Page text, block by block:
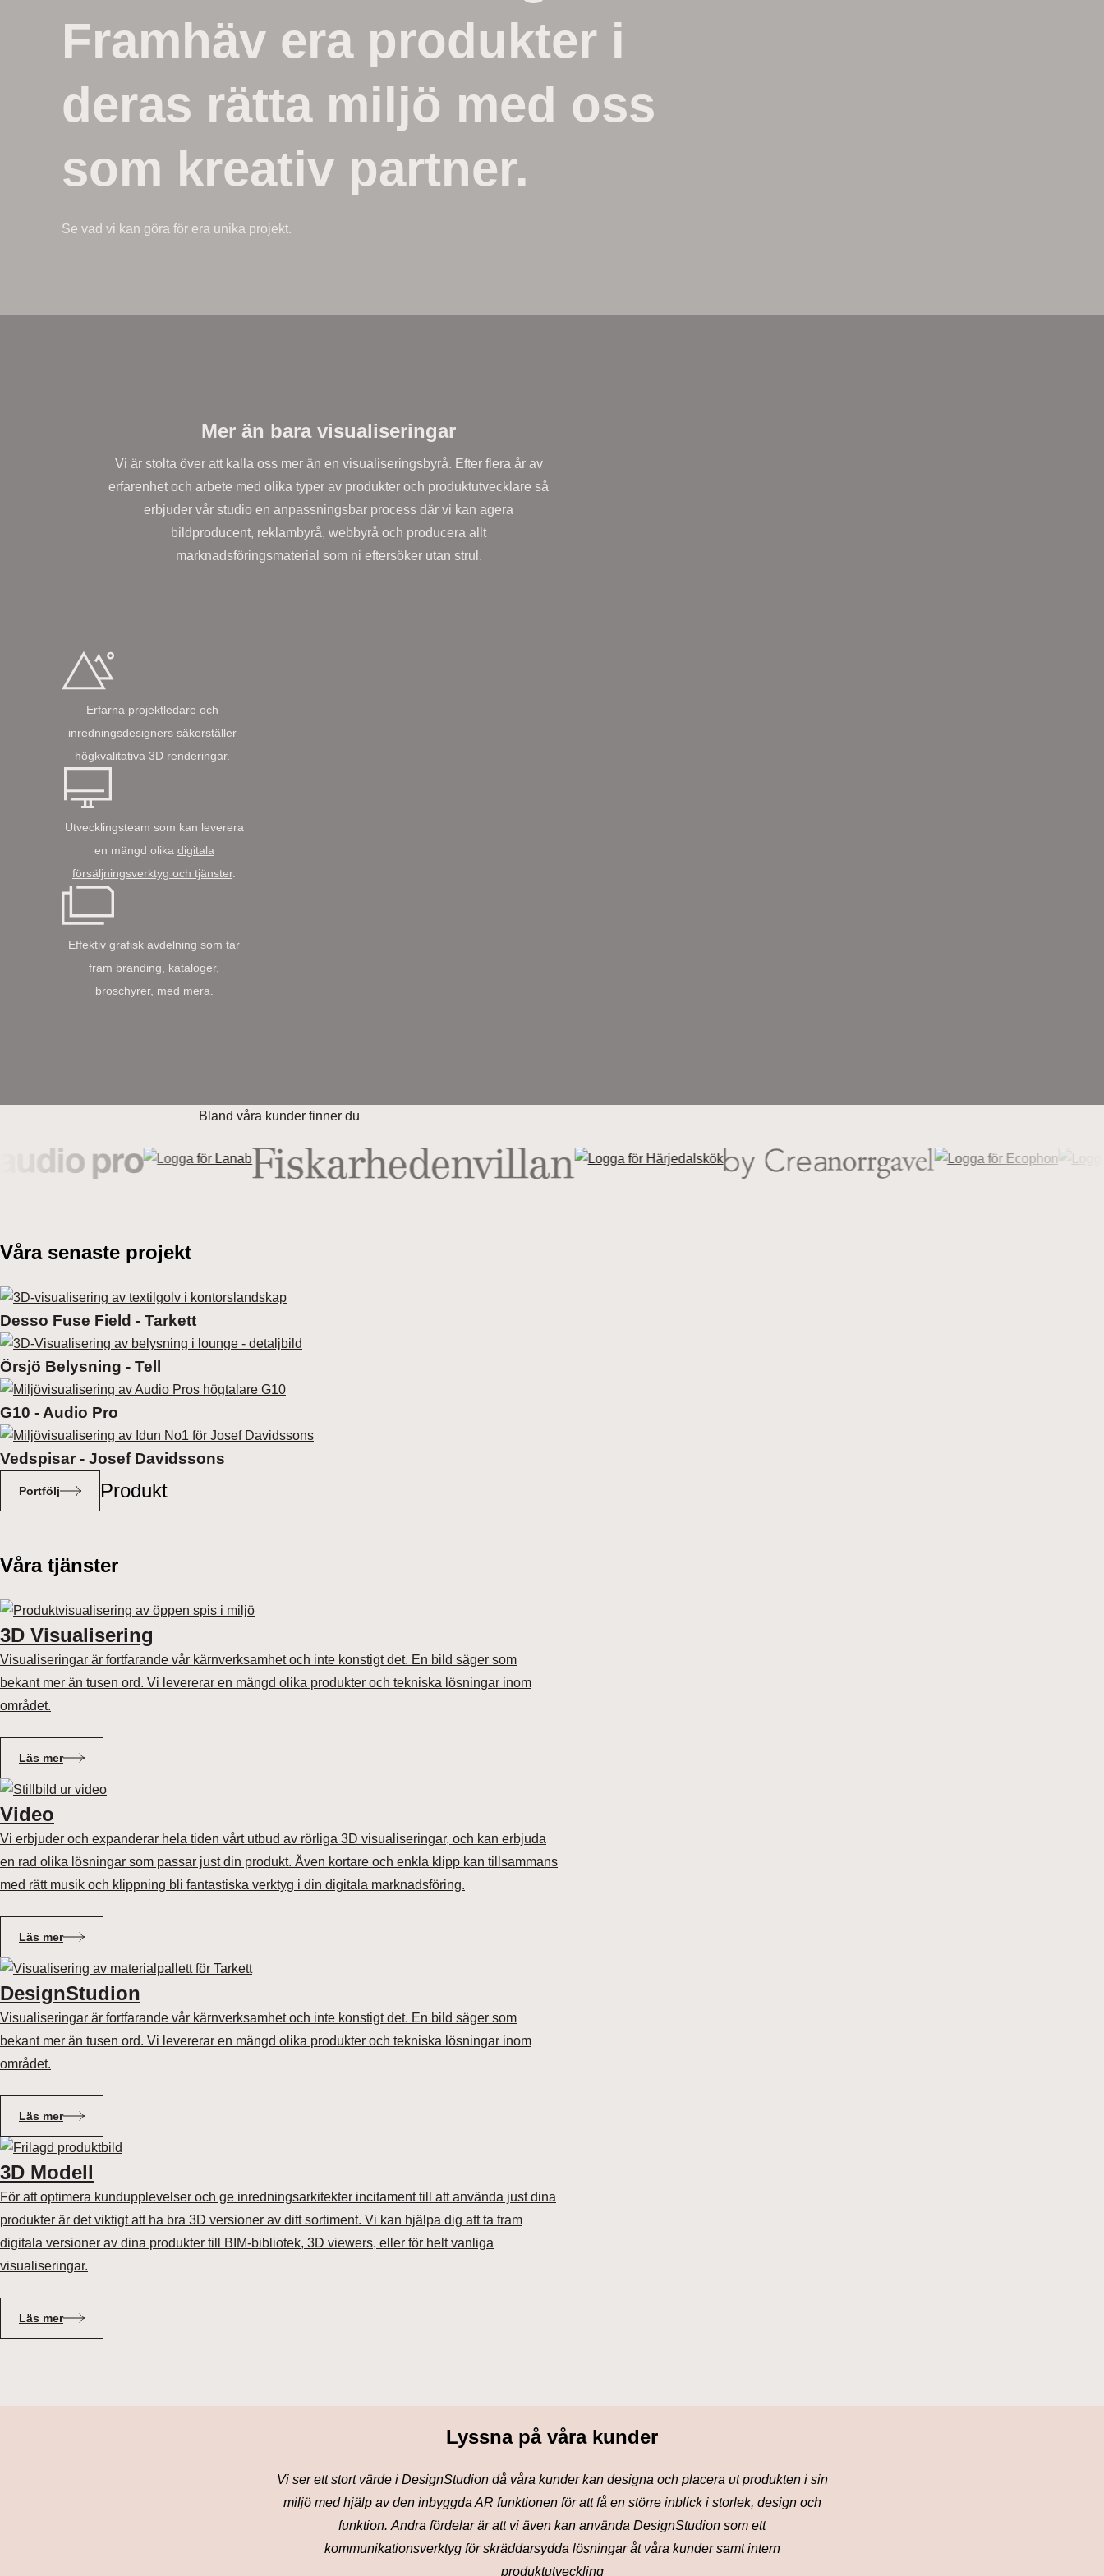
Framhäv era produkter i
deras rätta miljö med oss
som kreativ partner.
Se vad vi kan göra för era unika projekt.
Mer än bara visualiseringar
Vi är stolta över att kalla oss mer än en visualiseringsbyrå. Efter flera år av
erfarenhet och arbete med olika typer av produkter och produktutvecklare så
erbjuder vår studio en anpassningsbar process där vi kan agera
bildproducent, reklambyrå, webbyrå och producera allt
marknadsföringsmaterial som ni eftersöker utan strul.
Erfarna projektledare och
inredningsdesigners säkerställer
högkvalitativa 3D renderingar.
Utvecklingsteam som kan leverera
en mängd olika digitala
försäljningsverktyg och tjänster.
Effektiv grafisk avdelning som tar
fram branding, kataloger,
broschyrer, med mera.
Bland våra kunder finner du
Våra senaste projekt
Desso Fuse Field - Tarkett
Örsjö Belysning - Tell
G10 - Audio Pro
Vedspisar - Josef Davidssons
Portfölj Produkt
Våra tjänster
3D Visualisering
Visualiseringar är fortfarande vår kärnverksamhet och inte konstigt det. En bild säger som
bekant mer än tusen ord. Vi levererar en mängd olika produkter och tekniska lösningar inom
området.
Läs mer
Video
Vi erbjuder och expanderar hela tiden vårt utbud av rörliga 3D visualiseringar, och kan erbjuda
en rad olika lösningar som passar just din produkt. Även kortare och enkla klipp kan tillsammans
med rätt musik och klippning bli fantastiska verktyg i din digitala marknadsföring.
Läs mer
DesignStudion
Visualiseringar är fortfarande vår kärnverksamhet och inte konstigt det. En bild säger som
bekant mer än tusen ord. Vi levererar en mängd olika produkter och tekniska lösningar inom
området.
Läs mer
3D Modell
För att optimera kundupplevelser och ge inredningsarkitekter incitament till att använda just dina
produkter är det viktigt att ha bra 3D versioner av ditt sortiment. Vi kan hjälpa dig att ta fram
digitala versioner av dina produkter till BIM-bibliotek, 3D viewers, eller för helt vanliga
visualiseringar.
Läs mer
Lyssna på våra kunder
Vi ser ett stort värde i DesignStudion då våra kunder kan designa och placera ut produkten i sin
miljö med hjälp av den inbyggda AR funktionen för att få en större inblick i storlek, design och
funktion. Andra fördelar är att vi även kan använda DesignStudion som ett
kommunikationsverktyg för skräddarsydda lösningar åt våra kunder samt intern
produktutveckling